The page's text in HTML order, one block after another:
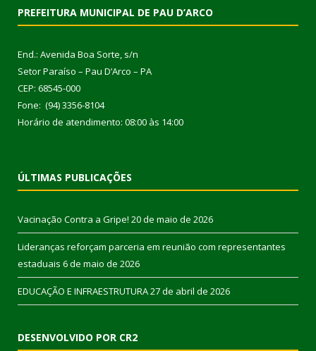
PREFEITURA MUNICIPAL DE PAU D’ARCO
End.: Avenida Boa Sorte, s/n
Setor Paraíso – Pau D’Arco – PA
CEP: 68545-000
Fone: (94) 3356-8104
Horário de atendimento: 08:00 às 14:00
ÚLTIMAS PUBLICAÇÕES
Vacinação Contra a Gripe! 20 de maio de 2026
Lideranças reforçam parceria em reunião com representantes
estaduais 6 de maio de 2026
EDUCAÇÃO E INFRAESTRUTURA27 de abril de 2026
DESENVOLVIDO POR CR2